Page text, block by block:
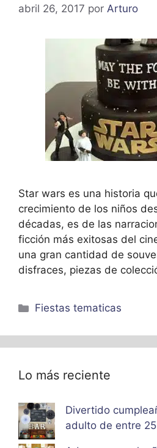
abril 26, 2017 por Arturo
Star wars es una historia
crecimiento de los niños
décadas, es de las
ficción más exitosas del
una gran cantidad de
disfraces, piezas de
Categorías
Fiestas tematicas
Lo más reciente
Divertido
adulto de entre